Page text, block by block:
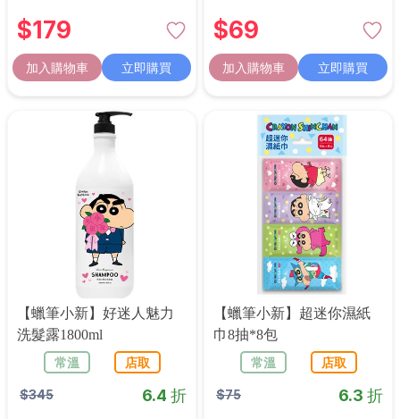
$179
加入購物車 立即購買
$69
加入購物車 立即購買
【蠟筆小新】好迷人魅力
洗髮露1800ml
常溫
店取
$345 6.4 折
【蠟筆小新】超迷你濕紙
巾8抽*8包
常溫
店取
$75 6.3 折